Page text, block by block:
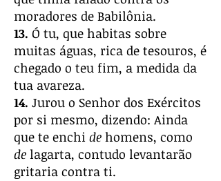
moradores de Babilônia.
13. Ó tu, que habitas sobre
muitas águas, rica de tesouros, é
chegado o teu fim, a medida da
tua avareza.
14. Jurou o Senhor dos Exércitos
por si mesmo, dizendo: Ainda
que te enchi de homens, como
de lagarta, contudo levantarão
gritaria contra ti.